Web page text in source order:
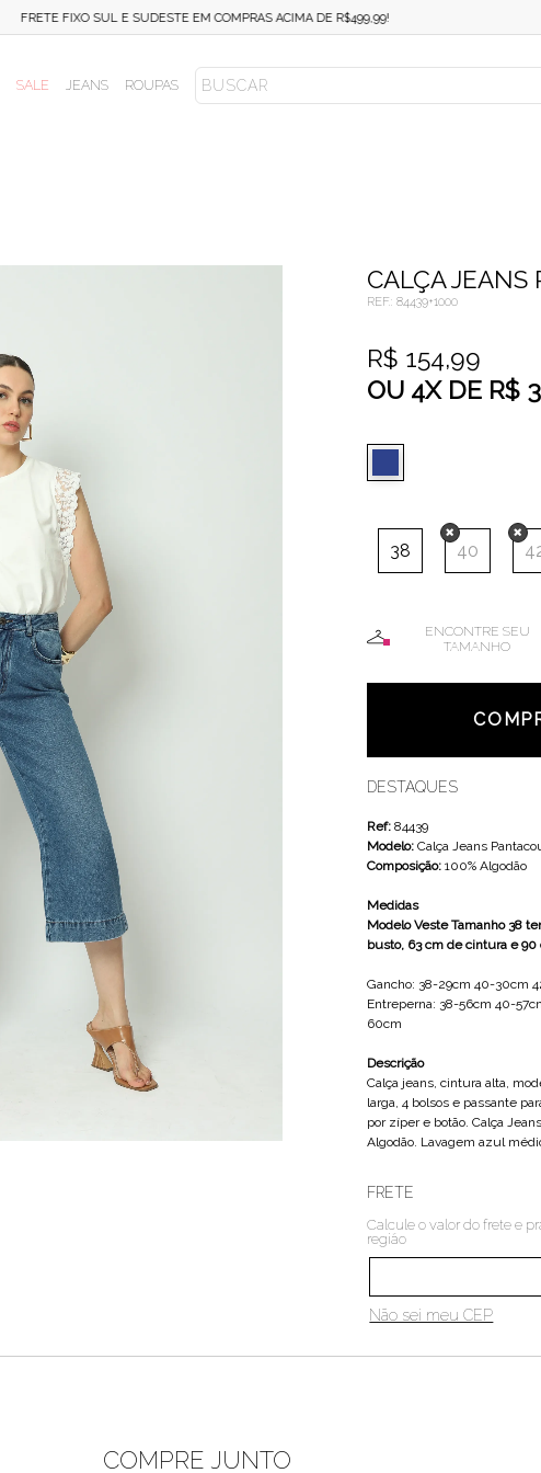
FRETE FIXO SUL E SUDESTE EM COMPRAS ACIMA DE R$499,99!
SALE JEANS ROUPAS
CALÇA JEANS
REF.:84439+1000
R$ 154,99
OU 4XDE R$
38 40
ENCONTRE SEU
TAMANHO
DESTAQUES
Ref:84439
Modelo:Calça Jeans
Composição:100% Algodão
Medidas
Modelo Veste Tamanho 38
busto, 63 cm de cintura e
Gancho: 38-29cm 40-30cm
Entreperna: 38-56cm 40-
60cm
Descrição
Calça jeans, cintura alta,
larga, 4 bolsos e passante
por zíper e botão. Calça
Algodão. Lavagem azul
FRETE
Calcule o valor do frete e
região
Não sei meu CEP
COMPRE JUNTO